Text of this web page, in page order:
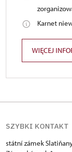
Karnet
WIĘCEJ
SZYBKI KONTAKT
státní zámek